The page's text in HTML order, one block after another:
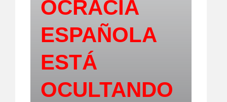
OCRACIA
ESPAÑOLA
ESTÁ
OCULTANDO